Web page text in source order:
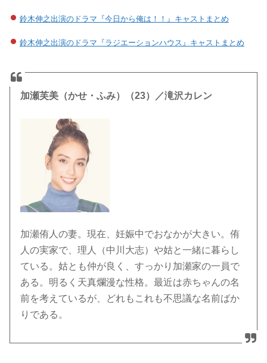
鈴木伸之出演のドラマ『今日から俺は！！』キャストまとめ
鈴木伸之出演のドラマ『ラジエーションハウス』キャストまとめ
加瀬芙美（かせ・ふみ）（23）／滝沢カレン
加瀬侑人の妻。現在、妊娠中でおなかが大きい。侑
人の実家で、理人（中川大志）や姑と一緒に暮らし
ている。姑とも仲が良く、すっかり加瀬家の一員で
ある。明るく天真爛漫な性格。最近は赤ちゃんの名
前を考えているが、どれもこれも不思議な名前ばか
りである。